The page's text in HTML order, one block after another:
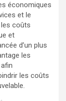
économiques
et le
coûts
et
d’un plus
les
les coûts